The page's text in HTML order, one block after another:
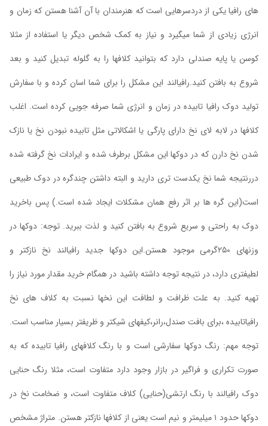
های رافیا یکی از دردسرهایی است که هنرمندان با آن آشنا هستن که زمان و
انرژی زیادی از شما میگیرد و نیاز به کمک شخص دیگر یا استفاده از مثلا
کوسن یا پایه صندلی دارد که بتوانید کلافها را به گلوله تبدیل کنید و بعد
شروع به بافتن کنید.رافیالند این مشکل را برای شما اسان کرده و با سفارش
تولید دوک رافیا تابیده در زمان و انرژی شما صرفه جویی کرده است. اغلب
کلافها در لابه لای نخ دارای پارگی یا اشکالاتی مثل تابیده نبودن نخ یا نازک
شدن نخ دارن که در دوکها این مشکل برطرف شده و ایرادات نخ گرفته شده
دررنتیجه شما نخ یکدست تری دارید و البته داشتن چندگره در دوک طبیعی
است(این گره ها بر اثر رفع همان مشکلات ایجاد شده است.) پس باخرید
دوک به راحتی و سریع شروع به بافتن کنید و لذت ببرید. توجه: دوکها در
وزنهای ۲۵۰گرمی موجود هستن.این دوکها جدید رافیالند نخ نازکتر و
لطیفتری دارد، در نتیجه توجه داشته باشید در همگام خرید مقدار مورد نیاز را
تهیه کنید. به علت ظرافت و لطافت این نخها نسبت به کلاف های نخ
رافیاتابیده ،برای بافت صندل،رانر،کیفهای شیکتر و ظریفتر بسیار مناسب است.
توجه مهم: رنگ دوکها سفارشی است و با رنگ کلافهای رافیا تابیده که به
صورت تکراری و فراگیر در بازار وجود دارد متفاوت است، مثلا رنگ حنایی
دوک رافیالند با رنگ ارتشی(حنایی) کلاف متفاوت است، و ضخامت نخ در
دوکها حدود ۱ میلیمتر و نیم است یعنی از کلافها نازکتر هستن. متراژ مشخص